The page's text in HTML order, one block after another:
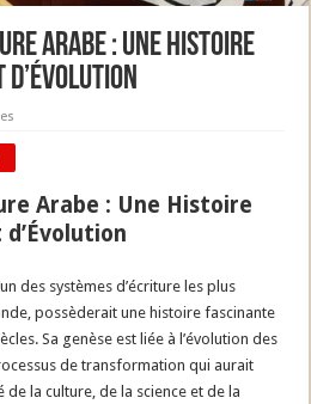
Arabe : Une Histoire
d’Évolution
Arabe : Une Histoire
des systèmes d’écriture les plus
possèderait une histoire fascinante
Sa genèse est liée à l’évolution des
de transformation qui aurait
de la culture, de la science et de la